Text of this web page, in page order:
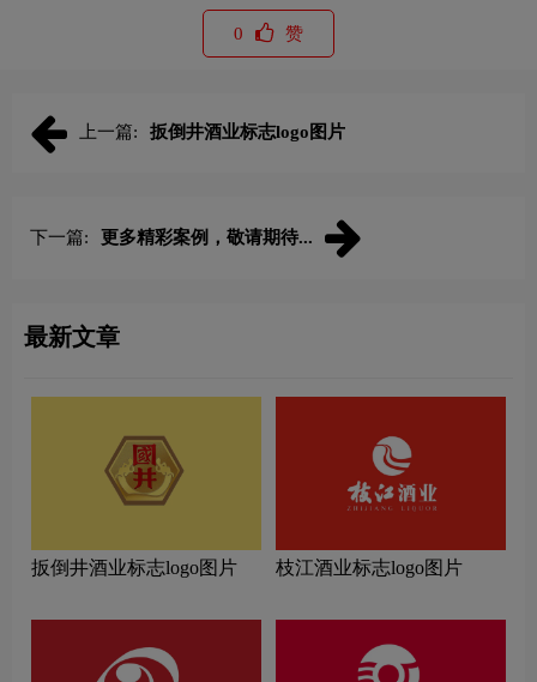
0 赞
上一篇: 扳倒井酒业标志logo图片
下一篇: 更多精彩案例，敬请期待...
最新文章
扳倒井酒业标志logo图片 枝江酒业标志logo图片